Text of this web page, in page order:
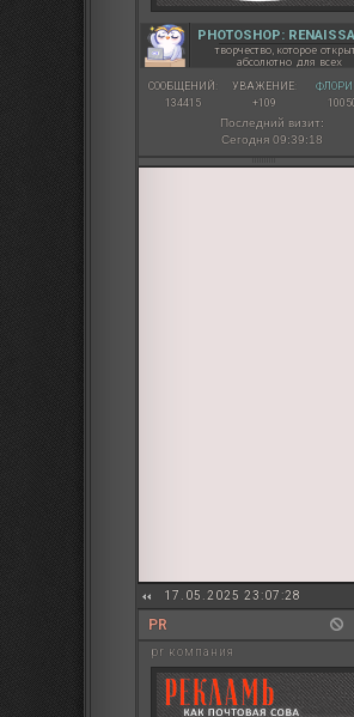
PHOTOSHOP:
творчество, которое
абсолютно для всех
СООБЩЕНИЙ:
134415
УВАЖЕНИЕ:
+109
Последний визит:
Сегодня 09:39:18
17.05.2025 23:07:28
PR
pr компания